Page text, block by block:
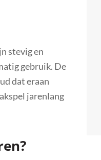
stevig en
gebruik. De
dat eraan
jarenlang